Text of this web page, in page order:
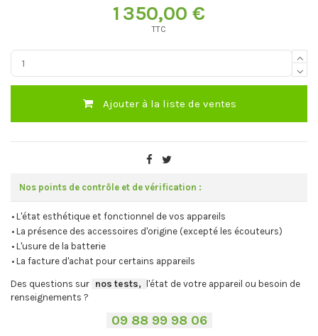
1 350,00 €
TTC
Ajouter à la liste de ventes
Nos points de contrôle et de vérification :
• L'état esthétique et fonctionnel de vos appareils
• La présence des accessoires d'origine (excepté les écouteurs)
• L'usure de la batterie
• La facture d'achat pour certains appareils
Des questions sur nos tests,
l'état de votre appareil ou besoin de
renseignements ?
09 88 99 98 06-